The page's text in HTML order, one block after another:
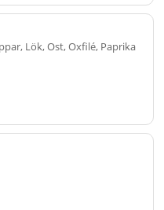
Lök, Ost, Oxfilé, Paprika